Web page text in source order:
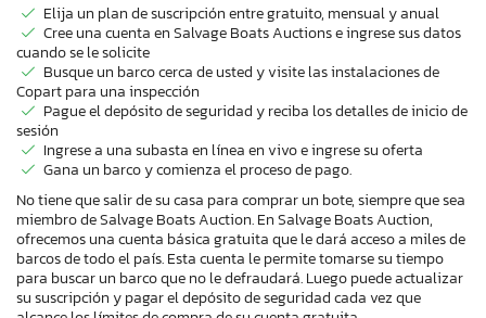
Elija un plan de suscripción entre gratuito, mensual y anual
Cree una cuenta en Salvage Boats Auctions e ingrese sus datos
cuando se le solicite
Busque un barco cerca de usted y visite las instalaciones de
Copart para una inspección
Pague el depósito de seguridad y reciba los detalles de inicio de
sesión
Ingrese a una subasta en línea en vivo e ingrese su oferta
Gana un barco y comienza el proceso de pago.
No tiene que salir de su casa para comprar un bote, siempre que sea
miembro de Salvage Boats Auction. En Salvage Boats Auction,
ofrecemos una cuenta básica gratuita que le dará acceso a miles de
barcos de todo el país. Esta cuenta le permite tomarse su tiempo
para buscar un barco que no le defraudará. Luego puede actualizar
su suscripción y pagar el depósito de seguridad cada vez que